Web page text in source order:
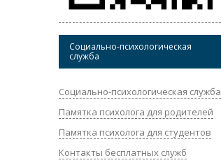
Социально-психологическая
служба
Социально-психологическая служба
Памятка психолога для родителей
Памятка психолога для студентов
Контакты бесплатных служб